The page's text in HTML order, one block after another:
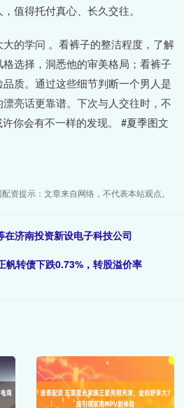
值得托付真心、长久交往。
的学问 。看裤子的整洁程度，了解
选择，洞悉他的审美格局；看裤子
质。通过这些细节判断一个男人是
亮话更靠谱。下次与人交往时，不
你会有不一样的发现。 #夏季图文
资提示：文章来自网络，不代表本站观点。
在济南投资新设电子科技公司
帆转债下跌0.73%，转股溢价率